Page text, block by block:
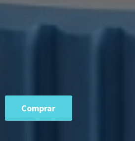
Comprar